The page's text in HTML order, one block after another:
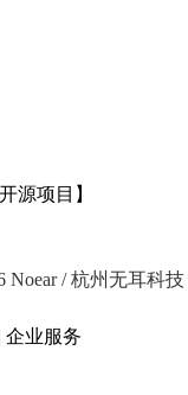
源项目】
Noear / 杭州无耳科技
企业服务